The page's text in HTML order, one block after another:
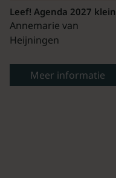
Leef! Agenda 2027 klein
Annemarie van
Heijningen
Meer informatie